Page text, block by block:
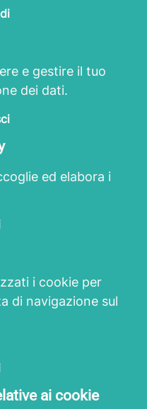
e gestire il tuo
dei dati.
ed elabora i
i cookie per
di navigazione sul
ai cookie